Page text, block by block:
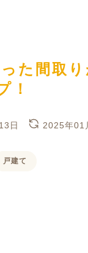
た間取
！
日 2025年01
戸建て